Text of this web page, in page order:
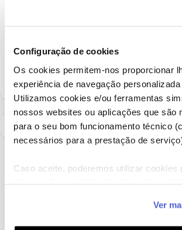
Configuração de cookies
Os cookies permitem-nos proporcionar
experiência de navegação personalizada
Utilizamos cookies e/ou ferramentas
nossos websites ou aplicações que são
para o seu bom funcionamento técnico
necessários para a prestação de
Caso aceite, poderemos utilizar cookies
funcionalidades (cookies de
funcionalidade) e adaptar anúncios aos
Ver
Siga os perfis da moderação, através da opção